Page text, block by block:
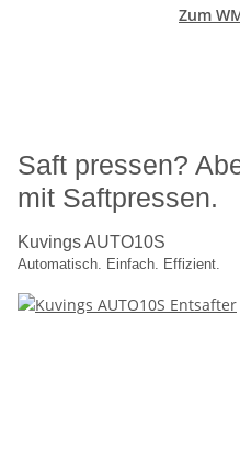
Zum
Saft pressen?
mit Saftpressen.
Kuvings AUTO10S
Automatisch. Einfach. Effizient.